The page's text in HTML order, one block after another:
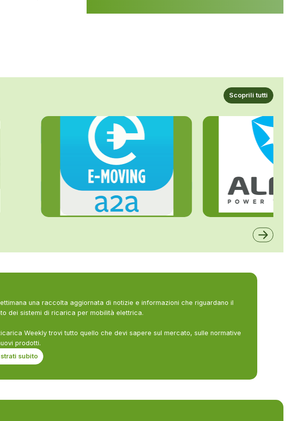
Scoprili tutti
una raccolta aggiornata di notizie e informazioni che riguardano il
dei sistemi di ricarica per mobilità elettrica.
Weekly trovi tutto quello che devi sapere sul mercato, sulle normative
prodotti.
subito